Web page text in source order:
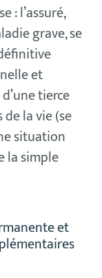
: l’assuré,
grave, se
et
tierce
la vie (se
situation
la simple
et